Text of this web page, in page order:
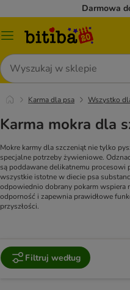
Darmowa
Menu
Szukaj
Karma dla psa Wszystko
Karma mokra dla
Mokre karmy dla szczeniąt nie tylko
specjalne potrzeby żywieniowe.
są poddawane delikatnemu
wszystkie istotne w diecie psa
odpowiednio dobrany pokarm wspiera
odporność i zapewnia prawidłowe
przyszłości.
Filtruj według